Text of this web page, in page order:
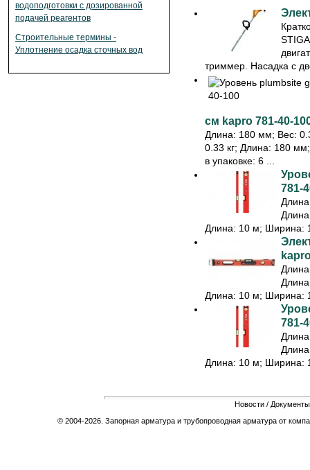
водоподготовки с дозированной
подачей реагентов
Строительные термины -
Уплотнение осадка сточных вод
триммер. Насадка с
см kapro 781-40-
Длина: 180 мм; Вес:
0.33 кг; Длина: 180
в упаковке: 6 ...
781-
Длина: 10 м; Ширина:
Длина: 10 м; Ширина:
781-
Длина: 10 м; Ширина:
Новости / Документы
© 2004-2026. Запорная арматура и трубопроводная арматура от